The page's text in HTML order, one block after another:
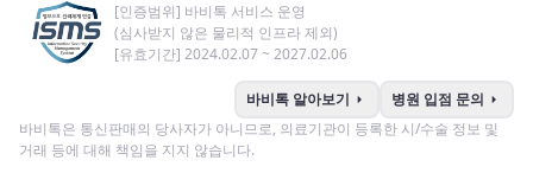
[인증범위] 바비톡 서비스 운영
(심사받지 않은 물리적 인프라 제외)
[유효기간] 2024.02.07 ~ 2027.02.06
바비톡 알아보기 arrow_right 병원 입점 문의 arrow_right
바비톡은 통신판매의 당사자가 아니므로, 의료기관이 등록한 시/수술 정보 및
거래 등에 대해 책임을 지지 않습니다.